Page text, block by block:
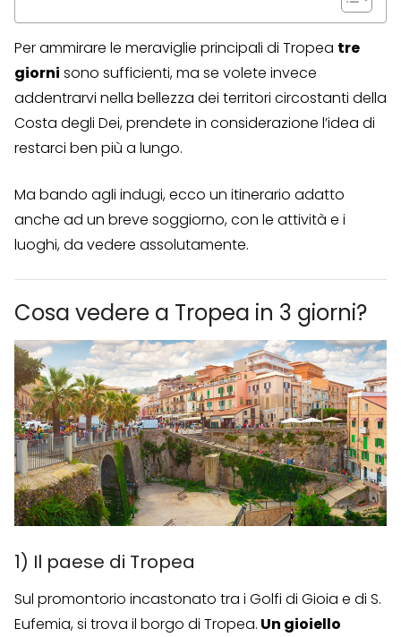
Per ammirare le meraviglie principali di Tropea tre
giorni sono sufficienti, ma se volete invece
addentrarvi nella bellezza dei territori circostanti della
Costa degli Dei, prendete in considerazione l’idea di
restarci ben più a lungo.
Ma bando agli indugi, ecco un itinerario adatto
anche ad un breve soggiorno, con le attività e i
luoghi, da vedere assolutamente.
Cosa vedere a Tropea in 3 giorni?
1) Il paese di Tropea
Sul promontorio incastonato tra i Golfi di Gioia e di S.
Eufemia, si trova il borgo di Tropea. Un gioiello